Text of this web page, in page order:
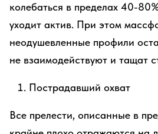
колебаться в пределах 40-
уходит актив. При этом
неодушевленные профили
не взаимодействуют и тащат
Пострадавший охват
Все прелести, описанные в